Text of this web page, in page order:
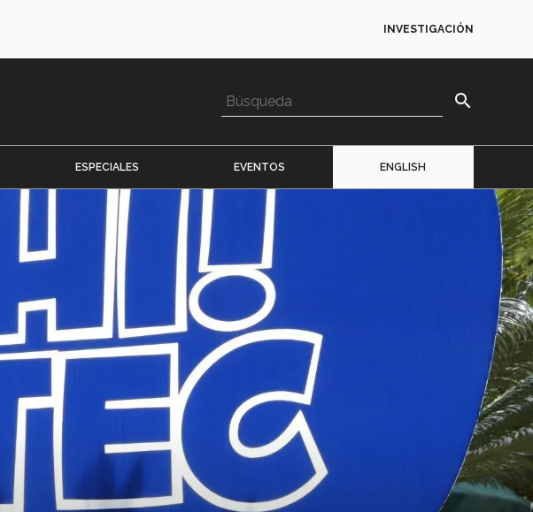
INVESTIGACIÓN
search
ESPECIALES EVENTOS ENGLISH